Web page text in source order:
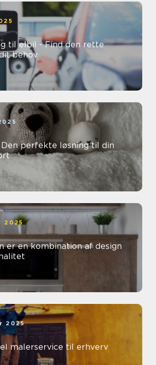
til elbil - Find den rette
behov
Den perfekte løsning til din
2025
er en kombination af design
2025
malerservice til erhverv